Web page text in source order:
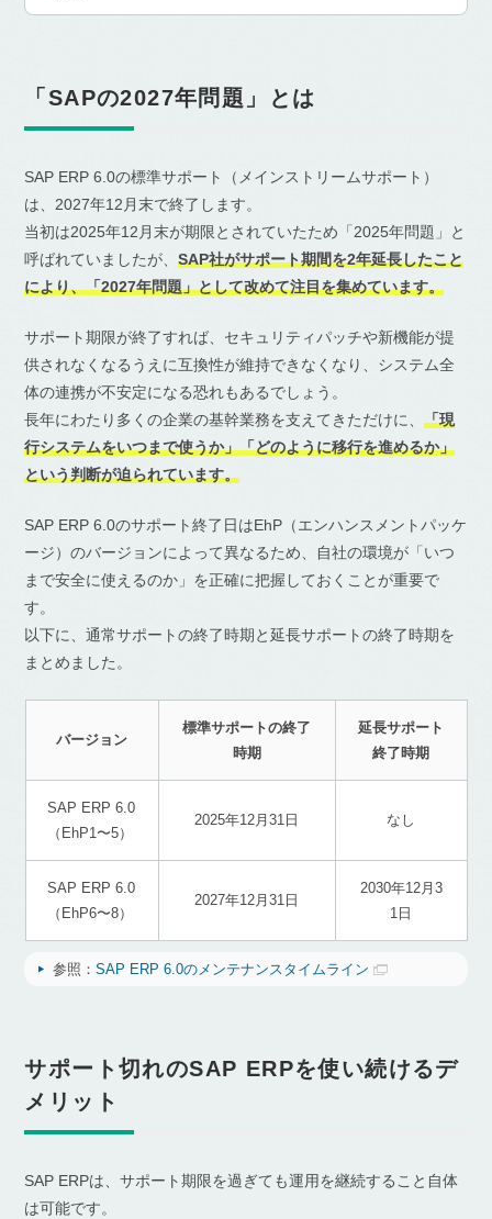
「SAPの2027年問題」とは
SAP ERP 6.0の標準サポート（メインストリームサポート）
は、2027年12月末で終了します。
当初は2025年12月末が期限とされていたため「2025年問題」と
呼ばれていましたが、SAP社がサポート期間を2年延長したこと
により、「2027年問題」として改めて注目を集めています。
サポート期限が終了すれば、セキュリティパッチや新機能が提
供されなくなるうえに互換性が維持できなくなり、システム全
体の連携が不安定になる恐れもあるでしょう。
長年にわたり多くの企業の基幹業務を支えてきただけに、「現
行システムをいつまで使うか」「どのように移行を進めるか」
という判断が迫られています。
SAP ERP 6.0のサポート終了日はEhP（エンハンスメントパッケ
ージ）のバージョンによって異なるため、自社の環境が「いつ
まで安全に使えるのか」を正確に把握しておくことが重要で
す。
以下に、通常サポートの終了時期と延長サポートの終了時期を
まとめました。
バージョン
標準サポートの終了
時期
延長サポート
終了時期
SAP ERP 6.0
（EhP1〜5）
2025年12月31日 なし
SAP ERP 6.0
（EhP6〜8）
2027年12月31日
2030年12月3
1日
参照：SAP ERP 6.0のメンテナンスタイムライン
サポート切れのSAP ERPを使い続けるデ
メリット
SAP ERPは、サポート期限を過ぎても運用を継続すること自体
は可能です。